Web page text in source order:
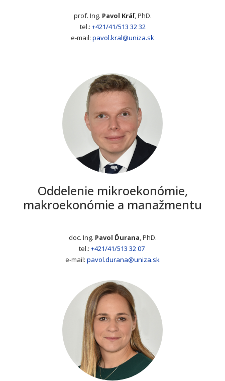
prof. Ing. Pavol Kráľ, PhD.
tel.: +421/41/513 32 32
e-mail: pavol.kral@uniza.sk
Oddelenie mikroekonómie,
makroekonómie a manažmentu
doc. Ing. Pavol Ďurana, PhD.
tel.: +421/41/513 32 07
e-mail: pavol.durana@uniza.sk